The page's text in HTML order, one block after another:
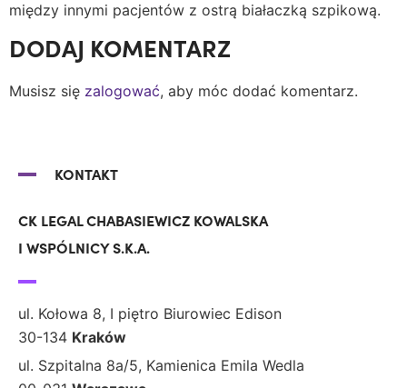
między innymi pacjentów z ostrą białaczką szpikową.
DODAJ KOMENTARZ
Musisz się zalogować, aby móc dodać komentarz.
KONTAKT
CK LEGAL CHABASIEWICZ KOWALSKA
I WSPÓLNICY S.K.A.
ul. Kołowa 8, I piętro Biurowiec Edison
30-134 Kraków
ul. Szpitalna 8a/5, Kamienica Emila Wedla